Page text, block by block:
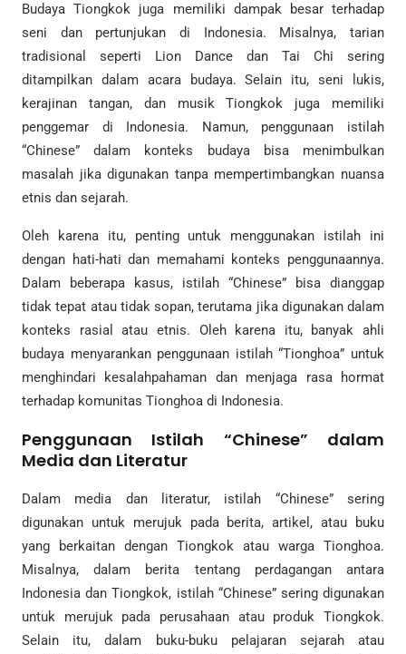
Budaya Tiongkok juga memiliki dampak besar terhadap
seni dan pertunjukan di Indonesia. Misalnya, tarian
tradisional seperti Lion Dance dan Tai Chi sering
ditampilkan dalam acara budaya. Selain itu, seni lukis,
kerajinan tangan, dan musik Tiongkok juga memiliki
penggemar di Indonesia. Namun, penggunaan istilah
“Chinese” dalam konteks budaya bisa menimbulkan
masalah jika digunakan tanpa mempertimbangkan nuansa
etnis dan sejarah.
Oleh karena itu, penting untuk menggunakan istilah ini
dengan hati-hati dan memahami konteks penggunaannya.
Dalam beberapa kasus, istilah “Chinese” bisa dianggap
tidak tepat atau tidak sopan, terutama jika digunakan dalam
konteks rasial atau etnis. Oleh karena itu, banyak ahli
budaya menyarankan penggunaan istilah “Tionghoa” untuk
menghindari kesalahpahaman dan menjaga rasa hormat
terhadap komunitas Tionghoa di Indonesia.
Penggunaan Istilah “Chinese” dalam
Media dan Literatur
Dalam media dan literatur, istilah “Chinese” sering
digunakan untuk merujuk pada berita, artikel, atau buku
yang berkaitan dengan Tiongkok atau warga Tionghoa.
Misalnya, dalam berita tentang perdagangan antara
Indonesia dan Tiongkok, istilah “Chinese” sering digunakan
untuk merujuk pada perusahaan atau produk Tiongkok.
Selain itu, dalam buku-buku pelajaran sejarah atau